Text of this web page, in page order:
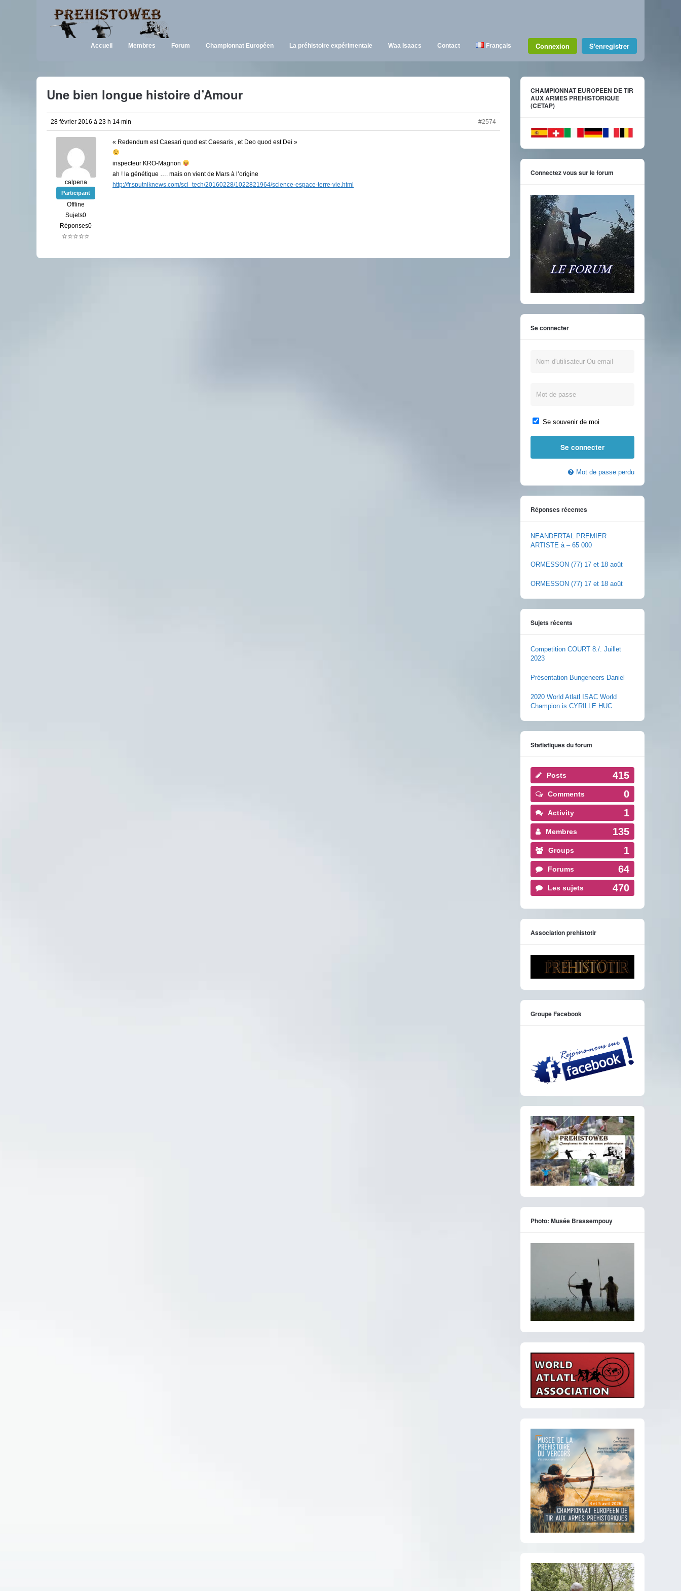
Accueil Membres Forum Championnat Européen La préhistoire expérimentale Waa Isaacs Contact Français Connexion S'enregistrer
Une bien longue histoire d’Amour
28 février 2016 à 23 h 14 min #2574
calpena
Participant
Offline
Sujets0
Réponses0
☆☆☆☆☆
« Redendum est Caesari quod est Caesaris , et Deo quod est Dei »
inspecteur KRO-Magnon
ah ! la génétique …. mais on vient de Mars à l’origine
http://fr.sputniknews.com/sci_tech/20160228/1022821964/science-espace-terre-vie.html
CHAMPIONNAT EUROPEEN DE TIR
AUX ARMES PREHISTORIQUE
(CETAP)
Connectez vous sur le forum
Se connecter
Se souvenir de moi
Mot de passe perdu
Réponses récentes
NEANDERTAL PREMIER
ARTISTE à – 65 000
ORMESSON (77) 17 et 18 août
ORMESSON (77) 17 et 18 août
Sujets récents
Competition COURT 8./. Juillet
2023
Présentation Bungeneers Daniel
2020 World Atlatl ISAC World
Champion is CYRILLE HUC
Statistiques du forum
Posts 415
Comments 0
Activity 1
Membres 135
Groups 1
Forums 64
Les sujets 470
Association prehistotir
Groupe Facebook
Photo: Musée Brassempouy